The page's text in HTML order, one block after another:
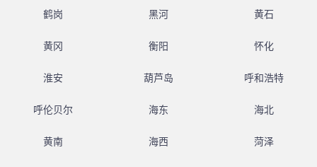
鹤岗 黑河 黄石
黄冈 衡阳 怀化
淮安 葫芦岛 呼和浩特
呼伦贝尔 海东 海北
黄南 海西 菏泽